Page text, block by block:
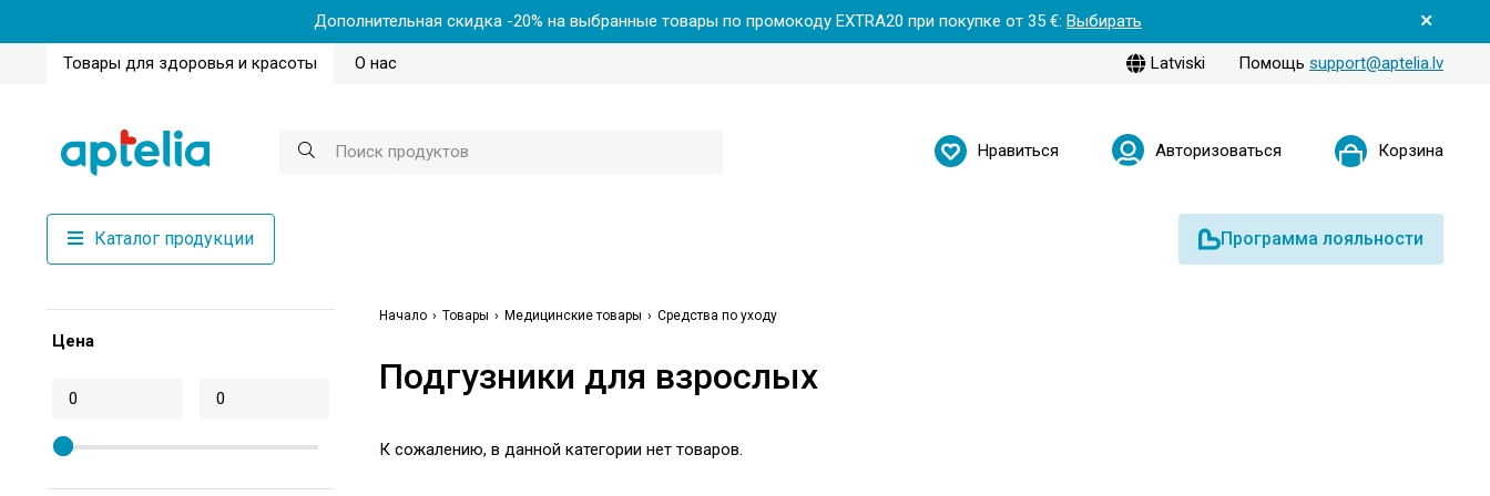
Дополнительная скидка -20% на выбранные товары по промокоду EXTRA20 при покупке от 35 €: Выбирать
Товары для здоровья и красоты О нас Latviski Помощь support@aptelia.lv
Нравиться Авторизоваться Корзина
Каталог продукции Программа лояльности
Цена
Начало Товары Медицинские товары Средства по уходу
Подгузники для взрослых
К сожалению, в данной категории нет товаров.